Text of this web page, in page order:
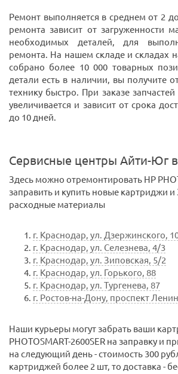
Ремонт выполняется в среднем от 2
ремонта зависит от загруженности
необходимых деталей, для
ремонта. На нашем складе и складах
собрано более 10 000 товарных
детали есть в наличии, вы получите
технику быстро. При заказе
увеличивается и зависит от срока
до 10 дней.
Сервисные центры Айти-Юг
Здесь можно отремонтировать HP
заправить и купить новые картриджи
расходные материалы
г. Краснодар, ул. Дзержинского,
г. Краснодар, ул. Селезнева, 4/3
г. Краснодар, ул. Зиповская, 5/2
г. Краснодар, ул. Горького, 88
г. Краснодар, ул. Тургенева, 87
г. Ростов-на-Дону, проспект
Наши курьеры могут забрать ваши
PHOTOSMART-2600SER на заправку и
на следующий день - стоимость 300
картриджей более 2 шт, то доставка -